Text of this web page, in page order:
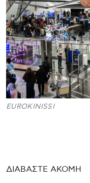
EUROKINISSI
ΔΙΑΒΑΣΤΕ ΑΚΟΜΗ